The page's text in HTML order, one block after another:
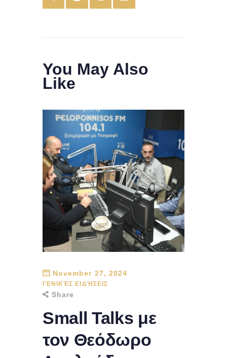
You May Also
Like
November 27, 2024
ΓΕΝΙΚΈΣ ΕΙΔΉΣΕΙΣ
Share
Small Talks με
τον Θεόδωρο